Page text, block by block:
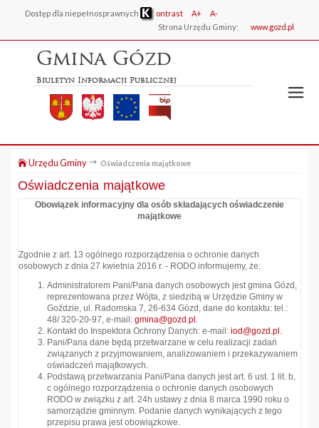
Dostęp dla niepełnosprawnych ontrast A+
A-
Strona Urzędu Gminy:
www.gozd.pl
Gmina Gózd
Biuletyn Informacji Publicznej
Urzędu Gminy Oświadczenia majątkowe
Oświadczenia majątkowe
Obowiązek informacyjny dla osób składających oświadczenie
majątkowe
Zgodnie z art. 13 ogólnego rozporządzenia o ochronie danych
osobowych z dnia 27 kwietnia 2016 r. - RODO informujemy, że:
Administratorem Pani/Pana danych osobowych jest gmina Gózd,
reprezentowana przez Wójta, z siedzibą w Urzędzie Gminy w
Goździe, ul. Radomska 7, 26-634 Gózd, dane do kontaktu: tel.:
48/ 320-20-97, e-mail: gmina@gozd.pl.
Kontakt do Inspektora Ochrony Danych: e-mail: iod@gozd.pl.
Pani/Pana dane będą przetwarzane w celu realizacji zadań
związanych z przyjmowaniem, analizowaniem i przekazywaniem
oświadczeń majątkowych.
Podstawą przetwarzania Pani/Pana danych jest art. 6 ust. 1 lit. b,
c ogólnego rozporządzenia o ochronie danych osobowych
RODO w związku z art. 24h ustawy z dnia 8 marca 1990 roku o
samorządzie gminnym. Podanie danych wynikających z tego
przepisu prawa jest obowiązkowe.